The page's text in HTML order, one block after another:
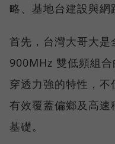
略、基地台建設與網
首先，台灣大哥大
900MHz 雙低頻組合
穿透力強的特性，
有效覆蓋偏鄉及高
基礎。